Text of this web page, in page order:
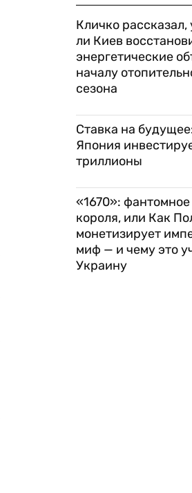
Кличко рассказал,
ли Киев
энергетические
началу
сезона
Ставка на
Япония
триллионы
«1670»: фантомное
короля, или Как
монетизирует
миф — и чему это
Украину